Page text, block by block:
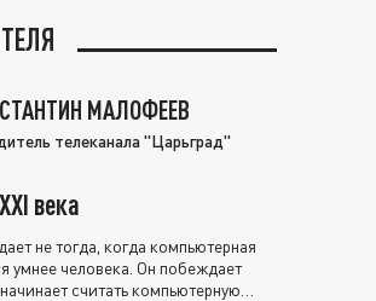
МАЛОФЕЕВ
телеканала "Царьград"
века
не тогда, когда компьютерная
умнее человека. Он побеждает
считать компьютерную